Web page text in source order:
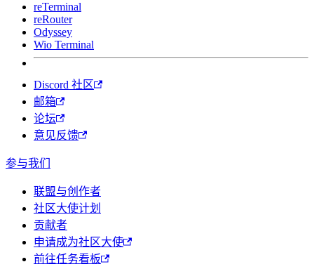
reTerminal
reRouter
Odyssey
Wio Terminal
Discord 社区
邮箱
论坛
意见反馈
参与我们
联盟与创作者
社区大使计划
贡献者
申请成为社区大使
前往任务看板